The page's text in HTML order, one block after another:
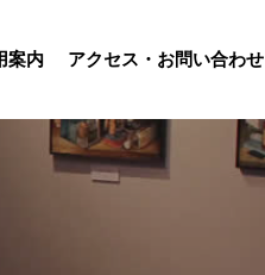
案内 アクセス・お問い合わせ